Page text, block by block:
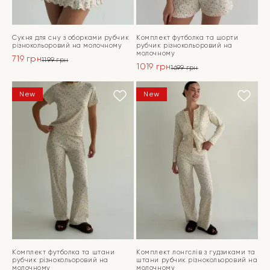
Сукня для сну з оборками рубчик
різнокольоровий на молочному
1199грн
1199 грн.
719 грн
719 грн.
ПЕРЕЙТИ
Комплект футболка та шорти
рубчик різнокольоровий на
молочному
1699грн
ціна:
1699 грн.
1019 грн
ціна:
1019 грн.
ПЕРЕЙТИ
New
Комплект футболка та штани
рубчик різнокольоровий на
молочному
New
Комплект лонгслів з гудзиками та
штани рубчик різнокольоровий на
молочному